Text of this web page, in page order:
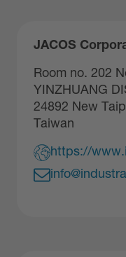
JACOS
Room no. 202
YINZHUANG
24892 New
Taiwan
https://